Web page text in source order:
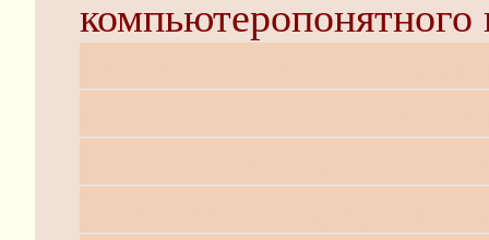
компьютеропонятного